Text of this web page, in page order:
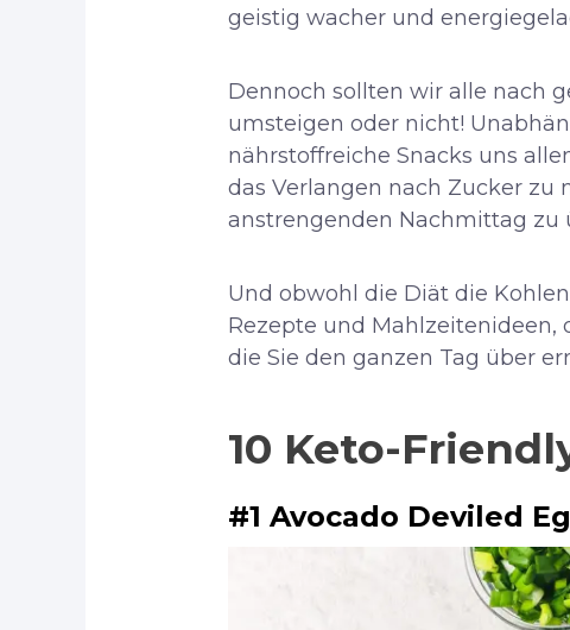
geistig wacher und
Dennoch sollten wir alle nach
umsteigen oder nicht!
nährstoffreiche Snacks uns
das Verlangen nach Zucker zu
anstrengenden Nachmittag zu
Und obwohl die Diät die
Rezepte und Mahlzeitenideen,
die Sie den ganzen Tag über
10 Keto-
#1 Avocado Deviled